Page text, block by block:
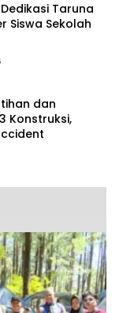
Taruna
Siswa Sekolah
dan
Konstruksi,